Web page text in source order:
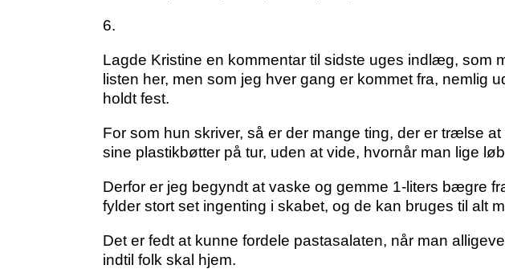
6.
Lagde Kristine en kommentar til sidste uges indlæg, som
listen her, men som jeg hver gang er kommet fra, nemlig
holdt fest.
For som hun skriver, så er der mange ting, der er trælse
sine plastikbøtter på tur, uden at vide, hvornår man lige
Derfor er jeg begyndt at vaske og gemme 1-liters bægre
fylder stort set ingenting i skabet, og de kan bruges til alt
Det er fedt at kunne fordele pastasalaten, når man
indtil folk skal hjem.